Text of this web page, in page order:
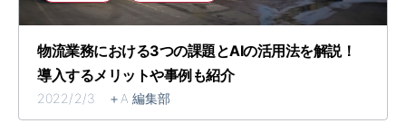
物流業務における3つの課題とAIの活用法を解説！
導入するメリットや事例も紹介
2022/2/3 ＋A 編集部